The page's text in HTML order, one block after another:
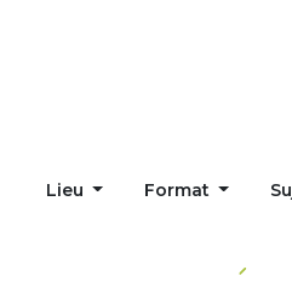
Lieu Format